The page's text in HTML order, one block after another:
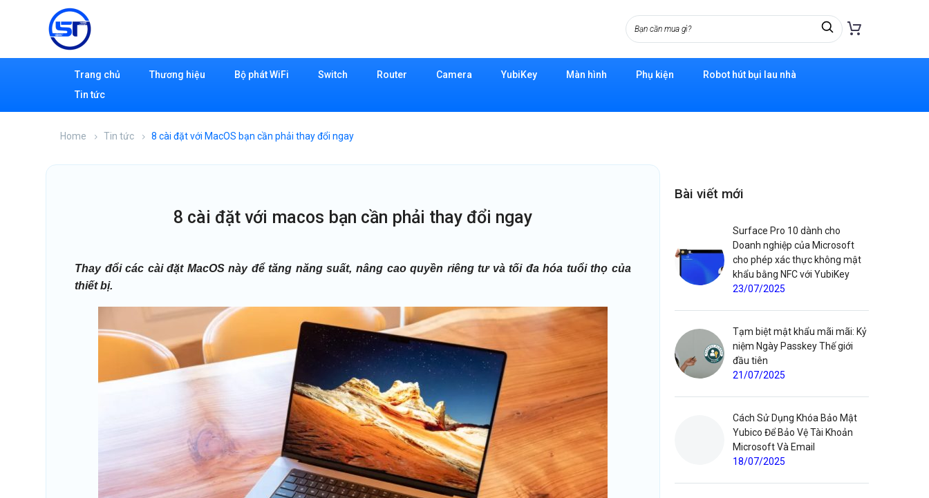
Trang chủ Thương hiệu Bộ phát WiFi Switch Router Camera YubiKey Màn hình Phụ kiện
Robot hút bụi lau nhà
Tin tức
Home Tin tức 8 cài đặt với MacOS bạn cần phải thay đổi ngay
8 cài đặt với macos bạn cần phải thay đổi ngay
Thay đổi các cài đặt MacOS này để tăng năng suất, nâng cao quyền riêng tư và tối đa hóa tuổi thọ của
thiết bị.
Bài viết mới
Surface Pro 10 dành cho
Doanh nghiệp của Microsoft
cho phép xác thực không mật
khẩu bằng NFC với YubiKey
23/07/2025
Tạm biệt mật khẩu mãi mãi: Kỷ
niệm Ngày Passkey Thế giới
đầu tiên
21/07/2025
Cách Sử Dụng Khóa Bảo Mật
Yubico Để Bảo Vệ Tài Khoản
Microsoft Và Email
18/07/2025